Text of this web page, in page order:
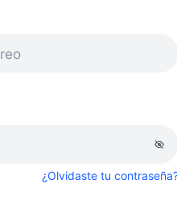
¿Olvidaste tu